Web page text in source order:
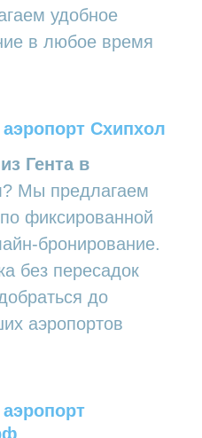
удобное
в любое время
аэропорт Схипхол
Гента в
? Мы предлагаем
фиксированной
бронирование.
без пересадок
до
аэропортов
аэропорт